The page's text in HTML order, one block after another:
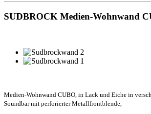
SUDBROCK Medien-Wohnwand
Medien-Wohnwand CUBO , in Lack und Eiche in
Soundbar mit perforierter Metallfrontblende,